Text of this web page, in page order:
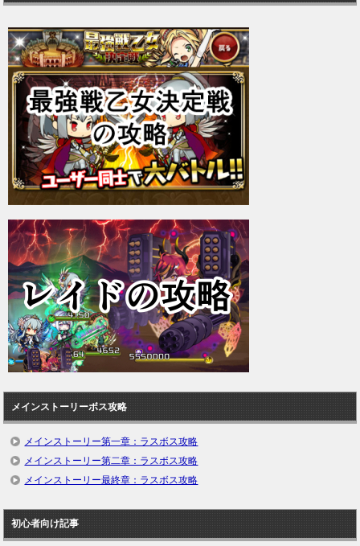
メインストーリーボス攻略
メインストーリー第一章：ラスボス攻略
メインストーリー第二章：ラスボス攻略
メインストーリー最終章：ラスボス攻略
初心者向け記事